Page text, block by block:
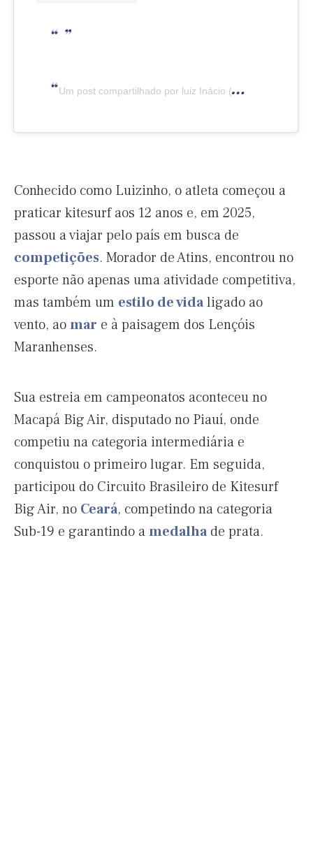
Um post compartilhado por luiz Inácio (@luizkitesurf)
Conhecido como Luizinho, o atleta começou a
praticar kitesurf aos 12 anos e, em 2025,
passou a viajar pelo país em busca de
competições. Morador de Atins, encontrou no
esporte não apenas uma atividade competitiva,
mas também um estilo de vidaligado ao
vento, aomar e à paisagem dos Lençóis
Maranhenses.
Sua estreia em campeonatos aconteceu no
Macapá Big Air, disputado no Piauí, onde
competiu na categoria intermediária e
conquistou o primeiro lugar. Em seguida,
participou do Circuito Brasileiro de Kitesurf
Big Air, no Ceará, competindo na categoria
Sub-19 e garantindo amedalha de prata.